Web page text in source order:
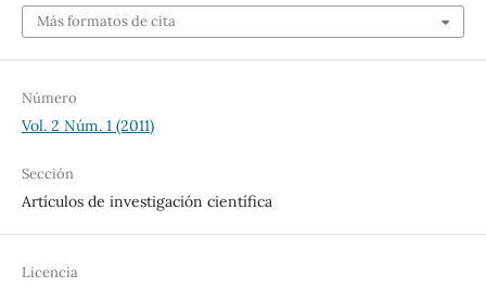
Más formatos de cita
Número
Vol. 2 Núm. 1 (2011)
Sección
Artículos de investigación científica
Licencia